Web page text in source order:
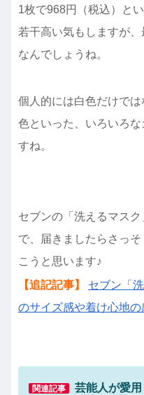
1枚で968円（税込）と
若干高い気もしますが、
なんでしょうね。
個人的には白色だけで
色といった、いろいろ
すね。
セブンの「洗えるマス
で、届きましたらさっ
こうと思います♪
【追記記事】 セブン「
のサイズ感や着け心地の
関連記事
芸能人が愛